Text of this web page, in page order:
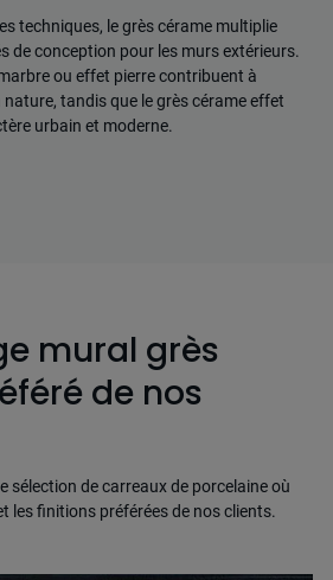
techniques, le grès cérame multiplie
de conception pour les murs extérieurs.
ou effet pierre contribuent à
tandis que le grès cérame effet
urbain et moderne.
mural grès
de nos
sélection de carreaux de porcelaine où
les finitions préférées de nos clients.